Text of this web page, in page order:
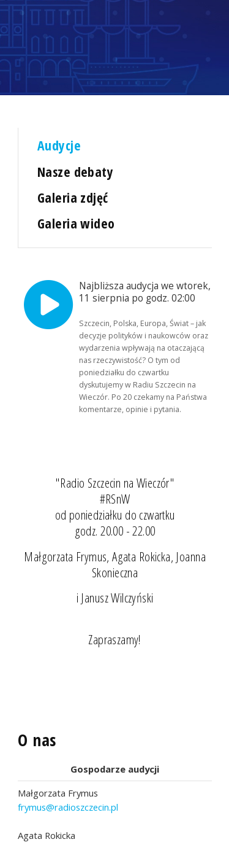
Audycje
Nasze debaty
Galeria zdjęć
Galeria wideo
Najbliższa audycja we wtorek,
11 sierpnia po godz. 02:00
Szczecin, Polska, Europa, Świat – jak
decyzje polityków i naukowców oraz
wydarzenia wpływają na otaczającą
nas rzeczywistość? O tym od
poniedziałku do czwartku
dyskutujemy w Radiu Szczecin na
Wieczór. Po 20 czekamy na Państwa
komentarze, opinie i pytania.
"Radio Szczecin na Wieczór"
#RSnW
od poniedziałku do czwartku
godz. 20.00 - 22.00
Małgorzata Frymus, Agata Rokicka, Joanna
Skonieczna
i Janusz Wilczyński
Zapraszamy!
O nas
Gospodarze audycji
Małgorzata Frymus
frymus@radioszczecin.pl
Agata Rokicka